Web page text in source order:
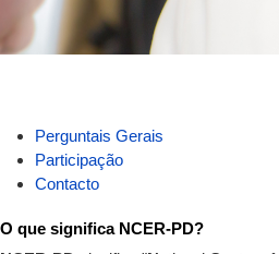
Perguntais Gerais
Participação
Contacto
O que significa NCER-PD?